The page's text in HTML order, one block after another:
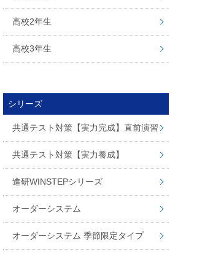
高校2年生
高校3年生
シリーズ
共通テスト対策【実力完成】直前演習
共通テスト対策【実力養成】
進研WINSTEPシリーズ
オーダーシステム
オーダーシステム 季節限定タイプ